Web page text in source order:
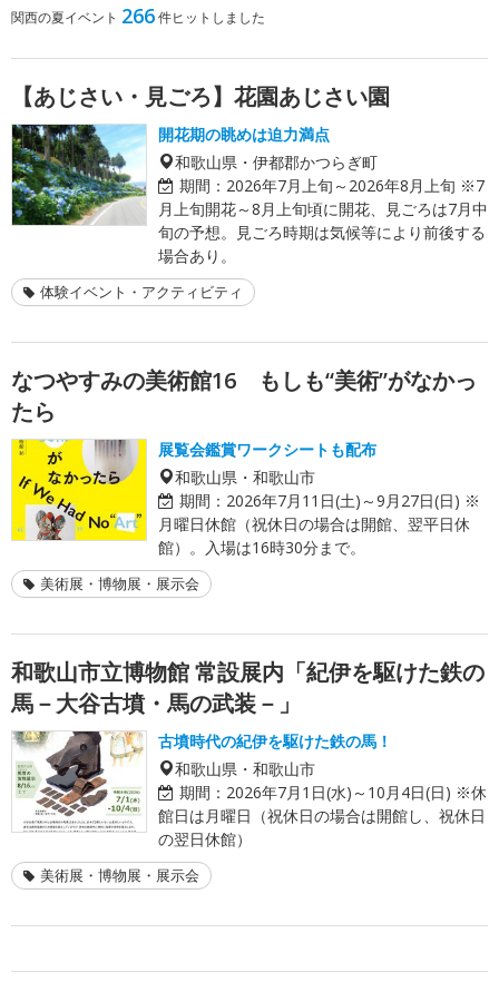
関西の夏イベント 266件ヒットしました
【あじさい・見ごろ】花園あじさい園
開花期の眺めは迫力満点
和歌山県・伊都郡かつらぎ町
期間： 2026年7月上旬～2026年8月上旬 ※7
月上旬開花～8月上旬頃に開花、見ごろは7月中
旬の予想。見ごろ時期は気候等により前後する
場合あり。
体験イベント・アクティビティ
なつやすみの美術館16 もしも“美術”がなかっ
たら
展覧会鑑賞ワークシートも配布
和歌山県・和歌山市
期間： 2026年7月11日(土)～9月27日(日) ※
月曜日休館（祝休日の場合は開館、翌平日休
館）。入場は16時30分まで。
美術展・博物展・展示会
和歌山市立博物館 常設展内「紀伊を駆けた鉄の
馬－大谷古墳・馬の武装－」
古墳時代の紀伊を駆けた鉄の馬！
和歌山県・和歌山市
期間： 2026年7月1日(水)～10月4日(日) ※休
館日は月曜日（祝休日の場合は開館し、祝休日
の翌日休館）
美術展・博物展・展示会